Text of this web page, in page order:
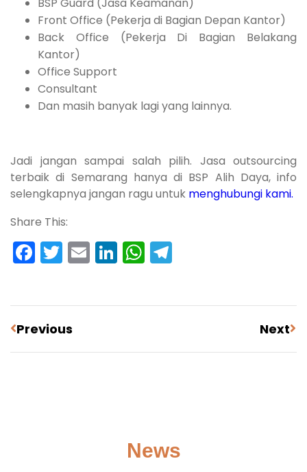
Front Office (Pekerja di Bagian Depan Kantor)
Back Office (Pekerja Di Bagian Belakang
Kantor)
Office Support
Consultant
Dan masih banyak lagi yang lainnya.
Jadi jangan sampai salah pilih. Jasa outsourcing
terbaik di Semarang hanya di BSP Alih Daya, info
selengkapnya jangan ragu untuk menghubungi kami.
Share This:
Facebook
Twitter
EmailLinkedIn
WhatsApp
Previous Next
News